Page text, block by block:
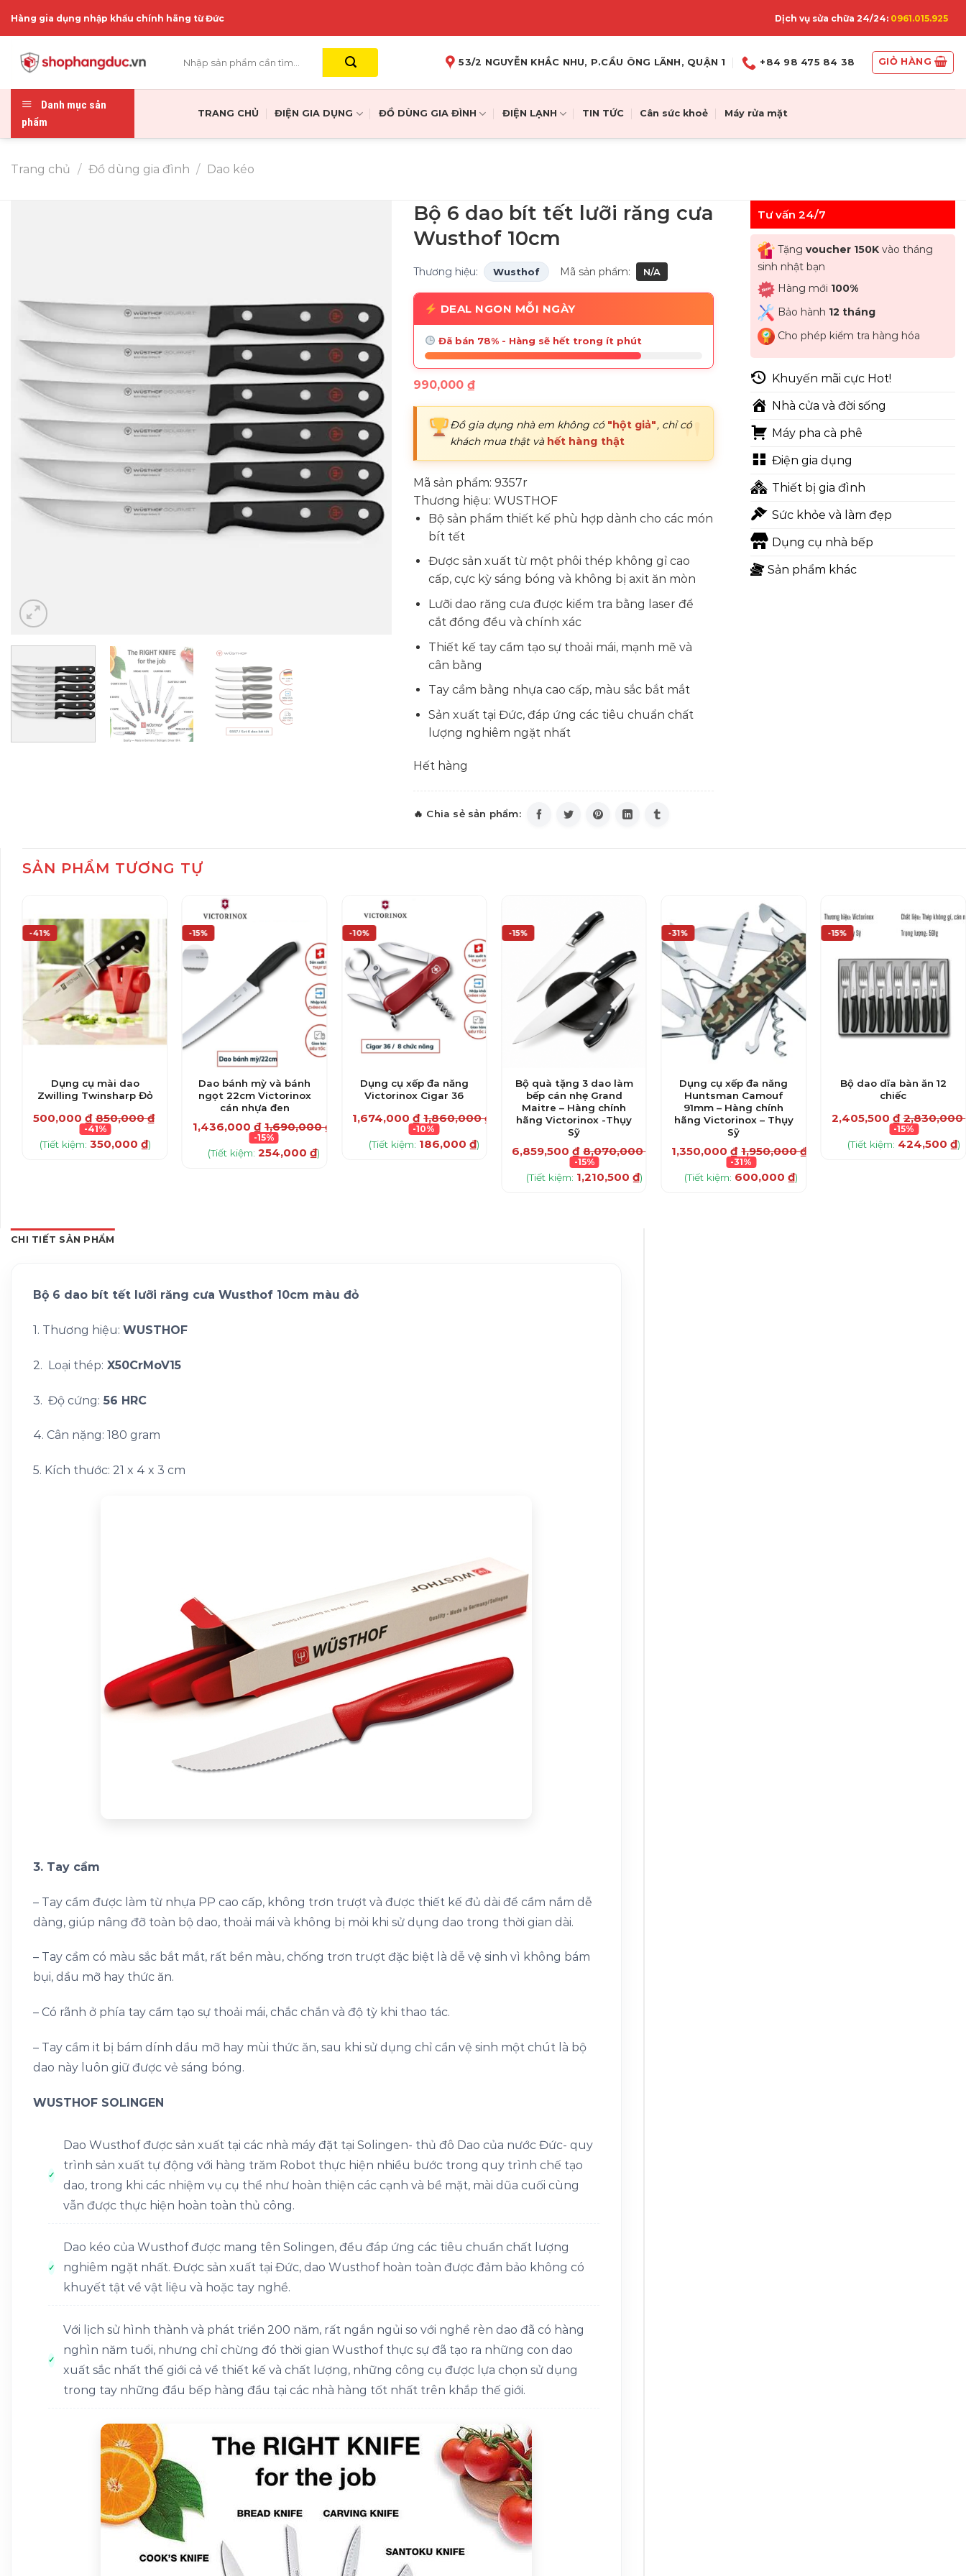
Hàng gia dụng nhập khẩu chính hãng từ Đức Dịch vụ sửa chữa 24/24: 0961.015.925
kiếm:
53/2 NGUYỄN KHẮC NHU, P.CẦU ÔNG LÃNH, QUẬN 1 +84 98 475 84 38 GIỎ HÀNG
Danh mục sản
phẩm
TRANG CHỦ ĐIỆN GIA DỤNG ĐỒ DÙNG GIA ĐÌNH ĐIỆN LẠNH TIN TỨC Cân sức khoẻ Máy rửa mặt
Trang chủ / Đồ dùng gia đình / Dao kéo
Bộ 6 dao bít tết lưỡi răng cưa
Wusthof 10cm
Thương hiệu: Wusthof Mã sản phẩm: N/A
DEAL NGON MỖI NGÀY
Đã bán 78% - Hàng sẽ hết trong ít phút
990,000 ₫
Đồ gia dụng nhà em không có "hột giả", chỉ có
khách mua thật và hết hàng thật
Mã sản phẩm: 9357r
Thương hiệu: WUSTHOF
Bộ sản phẩm thiết kế phù hợp dành cho các món
bít tết
Được sản xuất từ một phôi thép không gỉ cao
cấp, cực kỳ sáng bóng và không bị axit ăn mòn
Lưỡi dao răng cưa được kiểm tra bằng laser để
cắt đồng đều và chính xác
Thiết kế tay cầm tạo sự thoải mái, mạnh mẽ và
cân bằng
Tay cầm bằng nhựa cao cấp, màu sắc bắt mắt
Sản xuất tại Đức, đáp ứng các tiêu chuẩn chất
lượng nghiêm ngặt nhất
Hết hàng
Tư vấn 24/7
Tặng voucher 150Kvào tháng
sinh nhật bạn
Hàng mới 100%
Bảo hành 12 tháng
Cho phép kiểm tra hàng hóa
Khuyến mãi cực Hot!
Nhà cửa và đời sống
Máy pha cà phê
Điện gia dụng
Thiết bị gia đình
Sức khỏe và làm đẹp
Dụng cụ nhà bếp
Sản phẩm khác
SẢN PHẨM TƯƠNG TỰ
-41%
Dụng cụ mài dao
Zwilling Twinsharp Đỏ
500,000 ₫ 850,000₫
-41%
(Tiết kiệm:350,000₫)
-15%
Dao bánh mỳ và bánh
ngọt 22cm Victorinox
cán nhựa đen
1,436,000 ₫ 1,690,000₫
-15%
(Tiết kiệm:254,000₫)
-10%
Dụng cụ xếp đa năng
Victorinox Cigar 36
1,674,000₫ 1,860,000₫
-10%
(Tiết kiệm: 186,000 ₫)
-15%
Bộ quà tặng 3 dao làm
bếp cán nhẹ Grand
Maitre – Hàng chính
hãng Victorinox -Thụy
Sỹ
6,859,500₫ 8,070,000
-15%
(Tiết kiệm: 1,210,500₫)
-31%
Dụng cụ xếp đa năng
Huntsman Camouf
91mm – Hàng chính
hãng Victorinox – Thụy
Sỹ
1,350,000₫ 1,950,000₫
-31%
(Tiết kiệm: 600,000₫)
-15%
Bộ dao dĩa bàn ăn 12
chiếc
2,405,500 ₫ 2,830,000
-15%
(Tiết kiệm: 424,500₫)
CHI TIẾT SẢN PHẨM
Bộ 6 dao bít tết lưỡi răng cưa Wusthof 10cm màu đỏ
1. Thương hiệu: WUSTHOF
2. Loại thép: X50CrMoV15
3. Độ cứng: 56 HRC
4. Cân nặng: 180 gram
5. Kích thước: 21 x 4 x 3 cm
3. Tay cầm
– Tay cầm được làm từ nhựa PP cao cấp, không trơn trượt và được thiết kế đủ dài để cầm nắm dễ
dàng, giúp nâng đỡ toàn bộ dao, thoải mái và không bị mỏi khi sử dụng dao trong thời gian dài.
– Tay cầm có màu sắc bắt mắt, rất bền màu, chống trơn trượt đặc biệt là dễ vệ sinh vì không bám
bụi, dầu mỡ hay thức ăn.
– Có rãnh ở phía tay cầm tạo sự thoải mái, chắc chắn và độ tỳ khi thao tác.
– Tay cầm it bị bám dính dầu mỡ hay mùi thức ăn, sau khi sử dụng chỉ cần vệ sinh một chút là bộ
dao này luôn giữ được vẻ sáng bóng.
WUSTHOF SOLINGEN
Dao Wusthof được sản xuất tại các nhà máy đặt tại Solingen- thủ đô Dao của nước Đức- quy
trình sản xuất tự động với hàng trăm Robot thực hiện nhiều bước trong quy trình chế tạo
dao, trong khi các nhiệm vụ cụ thể như hoàn thiện các cạnh và bề mặt, mài dũa cuối cùng
vẫn được thực hiện hoàn toàn thủ công.
Dao kéo của Wusthof được mang tên Solingen, đều đáp ứng các tiêu chuẩn chất lượng
nghiêm ngặt nhất. Được sản xuất tại Đức, dao Wusthof hoàn toàn được đảm bảo không có
khuyết tật về vật liệu và hoặc tay nghề.
Với lịch sử hình thành và phát triển 200 năm, rất ngắn ngủi so với nghề rèn dao đã có hàng
nghìn năm tuổi, nhưng chỉ chừng đó thời gian Wusthof thực sự đã tạo ra những con dao
xuất sắc nhất thế giới cả về thiết kế và chất lượng, những công cụ được lựa chọn sử dụng
trong tay những đầu bếp hàng đầu tại các nhà hàng tốt nhất trên khắp thế giới.